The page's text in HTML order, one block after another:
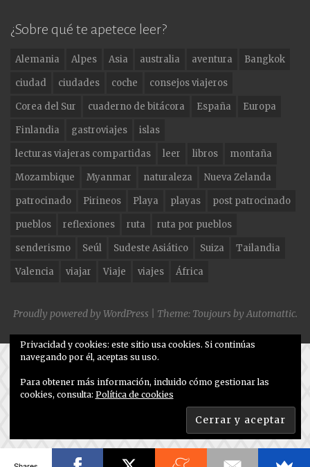
c
e
b
o
o
k
a
g
ra
m
it
te
r
¿Sobre qué te apetece leer?
Alemania Alpes Asia australia aventura
Bangkok
ciudad
ciudades coche
consejos viajeros
Corea del Sur
cuaderno de bitácora España
Europa
Finlandia
gastroviajes
islas
lecturas viajeras compartidas
leer libros
montaña
Mozambique
Myanmar naturaleza
Nueva Zelanda
patrocinado
Pirineos Playa playas
post patrocinado
pueblos
reflexiones ruta
ruta por pueblos
senderismo
Seúl Sudeste Asiático Suiza
Tailandia
Valencia
viajar Viaje viajes África
Proudly powered by WordPress Theme: Toujours byAutomattic.
Privacidad y cookies: este sitio usa cookies. Si continúas
navegando por él, aceptas su uso.
Para obtener más información, incluido cómo gestionar las
cookies, consulta: Política de cookies